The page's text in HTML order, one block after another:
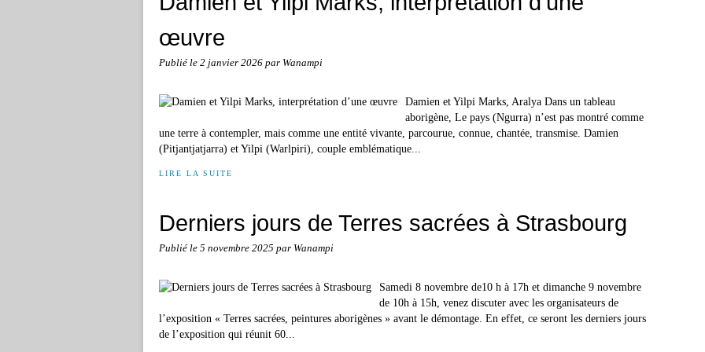
œuvre
Publié le 2 janvier 2026 par Wanampi
Damien et Yilpi Marks, Aralya Dans un tableau
aborigène, Le pays (Ngurra) n’est pas montré comme
une terre à contempler, mais comme une entité vivante, parcourue, connue, chantée, transmise. Damien
(Pitjantjatjarra) et Yilpi (Warlpiri), couple emblématique...
LIRE LA SUITE
Derniers jours de Terres sacrées à Strasbourg
Publié le 5 novembre 2025 par Wanampi
Samedi 8 novembre de10 h à 17h et dimanche 9 novembre
de 10h à 15h, venez discuter avec les organisateurs de
l’exposition « Terres sacrées, peintures aborigènes » avant le démontage. En effet, ce seront les derniers jours
de l’exposition qui réunit 60...